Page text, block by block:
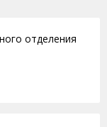
отделения